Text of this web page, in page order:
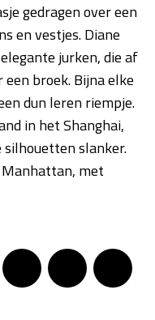
gedragen over een
en vestjes. Diane
jurken, die af
broek. Bijna elke
dun leren riempje.
in het Shanghai,
slanker.
met